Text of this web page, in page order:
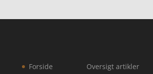
Forside
Oversigt artikler